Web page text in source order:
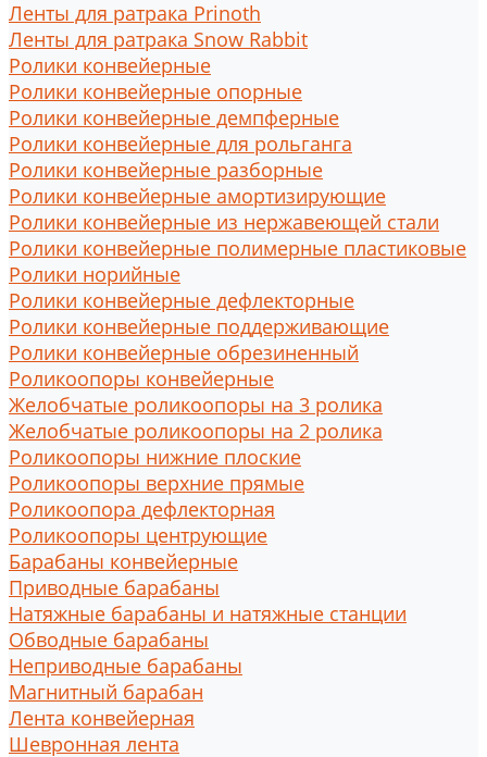
Ленты для ратрака Prinoth
Ленты для ратрака Snow Rabbit
Ролики конвейерные
Ролики конвейерные опорные
Ролики конвейерные демпферные
Ролики конвейерные для рольганга
Ролики конвейерные разборные
Ролики конвейерные амортизирующие
Ролики конвейерные из нержавеющей стали
Ролики конвейерные полимерные пластиковые
Ролики норийные
Ролики конвейерные дефлекторные
Ролики конвейерные поддерживающие
Ролики конвейерные обрезиненный
Роликоопоры конвейерные
Желобчатые роликоопоры на 3 ролика
Желобчатые роликоопоры на 2 ролика
Роликоопоры нижние плоские
Роликоопоры верхние прямые
Роликоопора дефлекторная
Роликоопоры центрующие
Барабаны конвейерные
Приводные барабаны
Натяжные барабаны и натяжные станции
Обводные барабаны
Неприводные барабаны
Магнитный барабан
Лента конвейерная
Шевронная лента